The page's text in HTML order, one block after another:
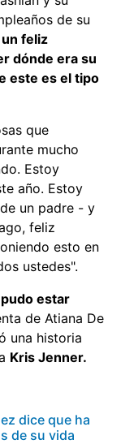
de su
un feliz
dónde era su
este es el tipo
que
mucho
Estoy
año. Estoy
un padre - y
feliz
esto en
ustedes".
estar
de Atiana De
una historia
Kris Jenner.
dice que ha
de su vida